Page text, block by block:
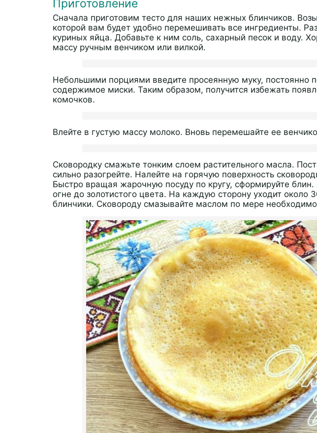
Приготовление
Сначала приготовим тесто для наших нежных блинчиков.
которой вам будет удобно перемешивать все ингредиенты.
куриных яйца. Добавьте к ним соль, сахарный песок и воду.
массу ручным венчиком или вилкой.
Небольшими порциями введите просеянную муку, постоянно
содержимое миски. Таким образом, получится избежать
комочков.
Влейте в густую массу молоко. Вновь перемешайте ее
Сковородку смажьте тонким слоем растительного масла.
сильно разогрейте. Налейте на горячую поверхность
Быстро вращая жарочную посуду по кругу, сформируйте
огне до золотистого цвета. На каждую сторону уходит около
блинчики. Сковороду смазывайте маслом по мере